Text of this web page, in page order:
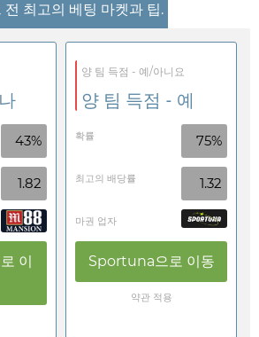
전 최고의 베팅 마켓과 팁.
43%
1.82
이
양 팀 득점 - 예/아니요
양 팀 득점 - 예
확률 75%
최고의 배당률 1.32
마권 업자
Sportuna으로 이동
약관 적용